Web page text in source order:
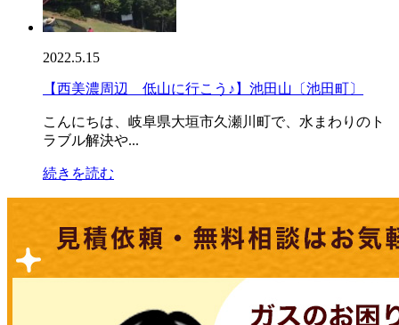
2022.5.15
【西美濃周辺 低山に行こう♪】池田山〔池田町〕
こんにちは、岐阜県大垣市久瀬川町で、水まわりのト
ラブル解決や...
続きを読む